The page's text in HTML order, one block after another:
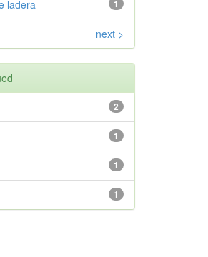
1
ladera
next >
2
1
1
1